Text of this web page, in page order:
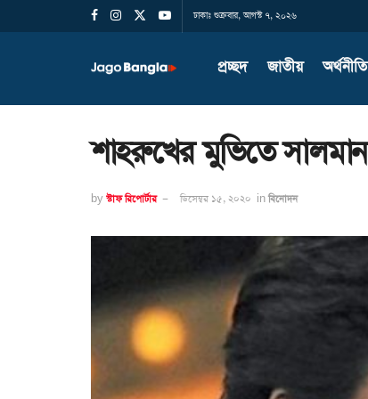
ঢাকাঃ শুক্রবার, আগস্ট ৭, ২০২৬
প্রচ্ছদ জাতীয় অর্থনীতি
শাহরুখের মুভিতে সালমান
by স্টাফ রিপোর্টার ডিসেম্বর ১৫, ২০২০ in বিনোদন